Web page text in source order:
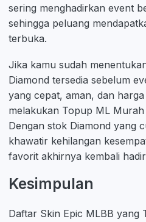
sering menghadirkan event
sehingga peluang
terbuka.
Jika kamu sudah
Diamond tersedia sebelum
yang cepat, aman, dan
melakukan Topup ML
Dengan stok Diamond yang
khawatir kehilangan
favorit akhirnya kembali
Kesimpulan
Daftar Skin Epic MLBB yang